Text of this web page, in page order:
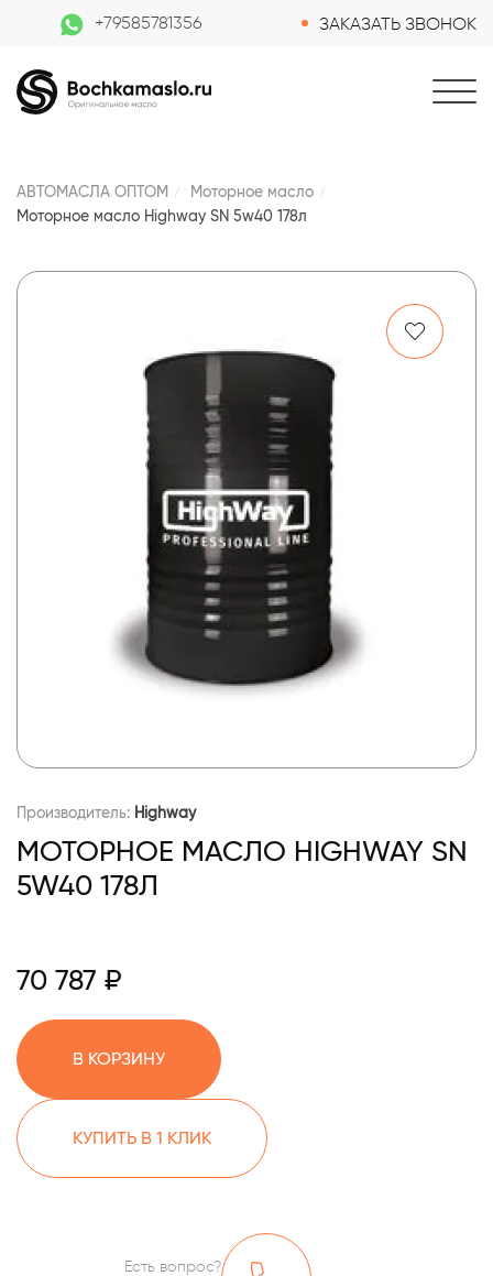
+79585781356 ЗАКАЗАТЬ ЗВОНОК
АВТОМАСЛА ОПТОМ
Моторное масло
Моторное масло Highway SN 5w40 178л
Производитель: Highway
МОТОРНОЕ МАСЛО HIGHWAY SN
5W40 178Л
70 787 ₽
В КОРЗИНУ
КУПИТЬ В 1 КЛИК
Есть вопрос?